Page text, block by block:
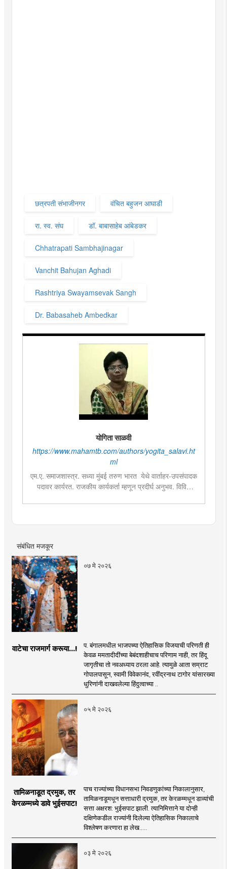
छत्रपती संभाजीनगर वंचित बहुजन आघाडी
रा. स्व. संघ डॉ. बाबासाहेब आंबेडकर
Chhatrapati Sambhajinagar
Vanchit Bahujan Aghadi
Rashtriya Swayamsevak Sangh
Dr. Babasaheb Ambedkar
योगिता साळवी
https://www.mahamtb.com/authors/yogita_salavi.ht
ml
एम.ए. समाजशास्त्र. सध्या मुंबई तरुण भारत येथे वार्ताहर-उपसंपादक
पदावर कार्यरत. राजकीय कार्यकर्ता म्हणून प्रदीर्घ अनुभव. विविध
मुंबई तरुण भारतमधील लोकप्रिय सदराच्या लेखिका.
संबंधित मजकूर
०७ मे २०२६
वाटेचा राजमार्ग करूया...!
प. बंगालमधील भाजपच्या ऐतिहासिक विजयाची परिणती ही
केवळ ममतादीदींच्या बेबंदशाहीचाच परिणाम नाही, तर हिंदू
जागृतीचा तो नवअध्याय ठरला आहे. त्यामुळे आता सम्राट
गोपालपासून, स्वामी विवेकानंद, रवींद्रनाथ टागोर यांसारख्या
धुरिणांनी दाखवलेल्या हिंदुत्वाच्या ..
०५ मे २०२६
तामिळनाडूत द्रमुक, तर
केरळम्मध्ये डावे भुईसपाट!
पाच राज्यांच्या विधानसभा निवडणुकांच्या निकालानुसार,
तामिळनाडूमधून सत्ताधारी द्रमुक, तर केरळम्मधून डाव्यांची
सत्ता अक्षरश: भुईसपाट झाली. त्यानिमित्ताने या दोन्ही
दक्षिणेकडील राज्यांनी दिलेल्या ऐतिहासिक निकालाचे
विश्लेषण करणारा हा लेख.....
०३ मे २०२६